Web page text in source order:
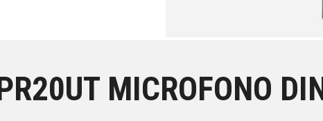
MICROFONO